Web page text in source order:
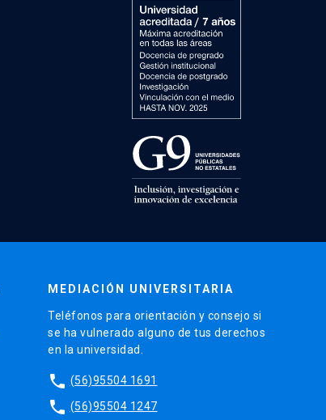
MEDIACIÓN UNIVERSITARIA
Teléfonos para orientación y consejo si
se ha vulnerado alguno de tus derechos
en la universidad.
phone (56)95504 1691
phone (56)95504 1247